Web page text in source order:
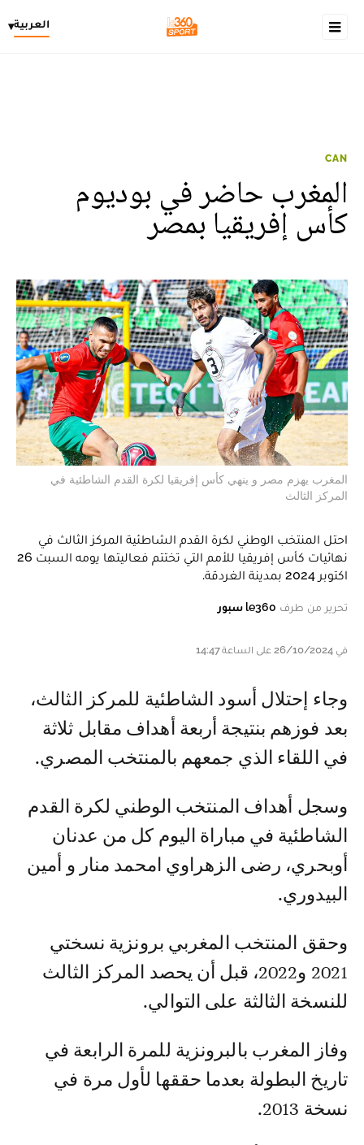
العربية▾
CAN
المغرب حاضر في بوديوم
كأس إفريقيا بمصر
المغرب يهزم مصر و ينهي كأس إفريقيا لكرة القدم الشاطئية في
المركز الثالث
احتل المنتخب الوطني لكرة القدم الشاطئية المركز الثالث في
نهائيات كأس إفريقيا للأمم التي تختتم فعاليتها يومه السبت 26
اكتوبر 2024 بمدينة الغردقة.
تحرير من طرف le360 سبور
في 26/10/2024 على الساعة 14:47
وجاء إحتلال أسود الشاطئية للمركز الثالث،
بعد فوزهم بنتيجة أربعة أهداف مقابل ثلاثة
في اللقاء الذي جمعهم بالمنتخب المصري.
وسجل أهداف المنتخب الوطني لكرة القدم
الشاطئية في مباراة اليوم كل من عدنان
أوبحري، رضى الزهراوي امحمد منار و أمين
البيدوري.
وحقق المنتخب المغربي برونزية نسختي
2021 و2022، قبل أن يحصد المركز الثالث
للنسخة الثالثة على التوالي.
وفاز المغرب بالبرونزية للمرة الرابعة في
تاريخ البطولة بعدما حققها لأول مرة في
نسخة 2013.